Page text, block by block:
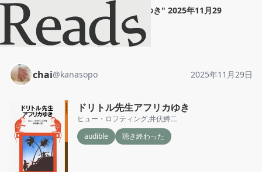
ドリトル先生アフリカゆき" 2025年11月29
日
ホーム
chai 投稿
chai@kanasopo 2025年11月29日
ドリトル先生アフリカゆき
ヒュー・ロフティング,井伏鱒二
audible
聴き終わった